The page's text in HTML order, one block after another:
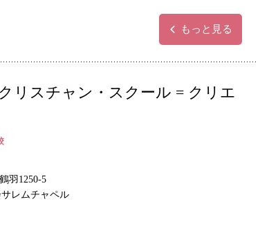
もっと見る
リスチャン・スクール = クリエ
羽1250-5
レムチャペル